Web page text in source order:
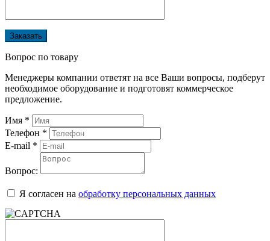
Заказать
Вопрос по товару
Менеджеры компании ответят на все Ваши вопросы, подберут
необходимое оборудование и подготовят коммерческое
предложение.
Имя *
Телефон *
E-mail *
Вопрос:
Я согласен на обработку персональных данных